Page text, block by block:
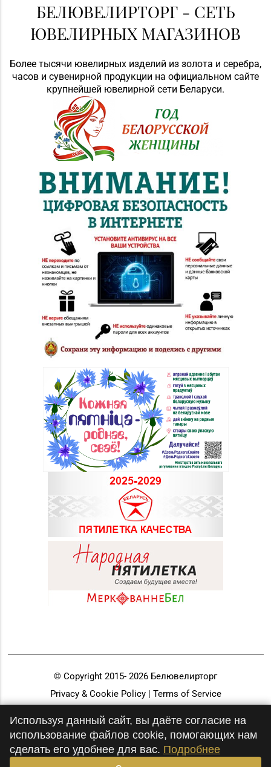
БЕЛЮВЕЛИРТОРГ - СЕТЬ
ЮВЕЛИРНЫХ МАГАЗИНОВ
Более тысячи ювелирных изделий из золота и серебра,
часов и сувенирной продукции на официальном сайте
крупнейшей ювелирной сети Беларуси.
© Copyright 2015- 2026 Белювелирторг
Privacy & Cookie Policy | Terms of Service
Используя данный сайт, вы даёте согласие на
использование файлов cookie, помогающих нам
сделать его удобнее для вас. Подробнее